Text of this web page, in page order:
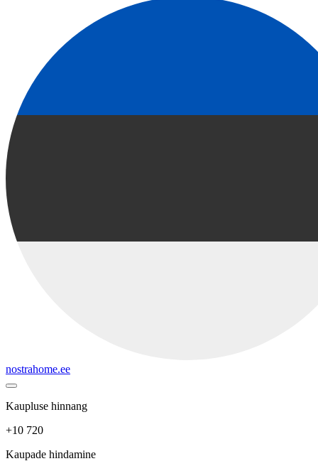
nostrahome.ee
Kaupluse hinnang
+10 720
Kaupade hindamine